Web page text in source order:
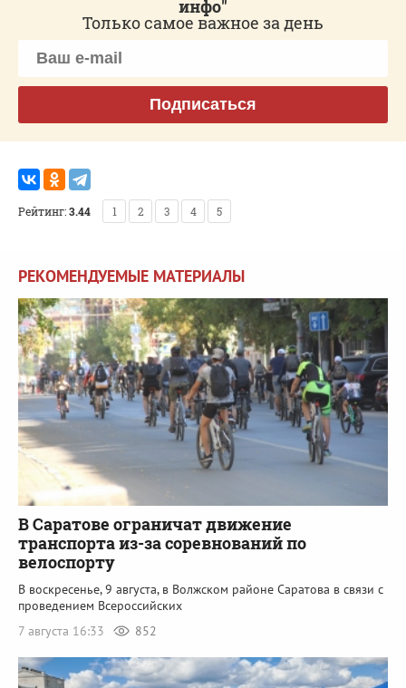
инфо"
Только самое важное за день
Подписаться
Рейтинг:3.44 1 2 3 4 5
РЕКОМЕНДУЕМЫЕ МАТЕРИАЛЫ
В Саратове ограничат движение
транспорта из-за соревнований по
велоспорту
В воскресенье, 9 августа, в Волжском районе Саратова в связи с
проведением Всероссийских
7 августа 16:33
852